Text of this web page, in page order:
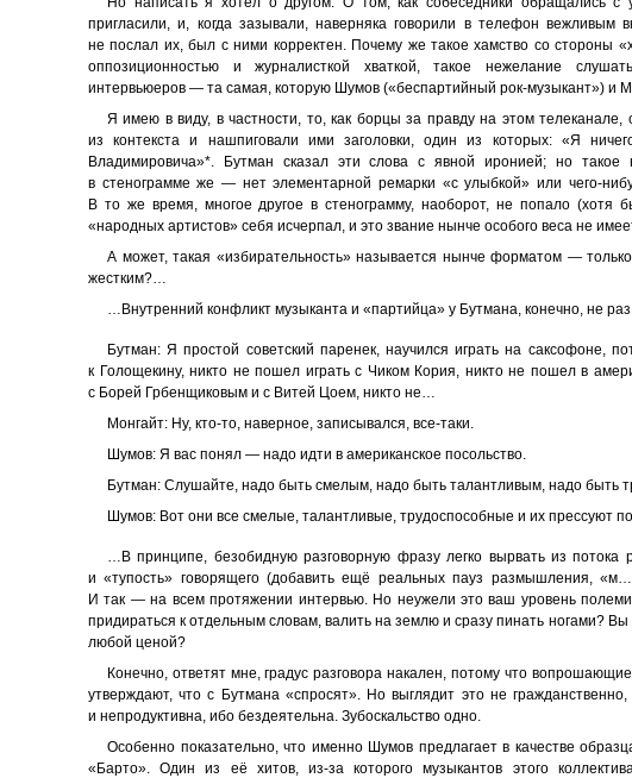
пригласили, и, когда зазывали, наверняка говорили в телефон
не послал их, был с ними корректен. Почему же такое хамство со стороны
оппозиционностью и журналисткой хваткой, такое нежелание
интервьюеров — та самая, которую Шумов («беспартийный рок-музыкант») и
Я имею в виду, в частности, то, как борцы за правду на этом
из контекста и нашпиговали ими заголовки, один из которых: «Я
Владимировича»*. Бутман сказал эти слова с явной иронией; но
в стенограмме же — нет элементарной ремарки «с улыбкой» или чего-
В то же время, многое другое в стенограмму, наоборот, не попало (хотя
«народных артистов» себя исчерпал, и это звание нынче особого веса не
А может, такая «избирательность» называется нынче форматом —
жестким?…
…Внутренний конфликт музыканта и «партийца» у Бутмана, конечно, не раз
Бутман: Я простой советский паренек, научился играть на саксофоне,
к Голощекину, никто не пошел играть с Чиком Кория, никто не пошел в
с Борей Грбенщиковым и с Витей Цоем, никто не…
Монгайт: Ну, кто-то, наверное, записывался, все-таки.
Шумов: Я вас понял — надо идти в американское посольство.
Бутман: Слушайте, надо быть смелым, надо быть талантливым, надо быть
Шумов: Вот они все смелые, талантливые, трудоспособные и их прессуют
…В принципе, безобидную разговорную фразу легко вырвать из потока
и «тупость» говорящего (добавить ещё реальных пауз размышления,
И так — на всем протяжении интервью. Но неужели это ваш уровень
придираться к отдельным словам, валить на землю и сразу пинать ногами?
любой ценой?
Конечно, ответят мне, градус разговора накален, потому что
утверждают, что с Бутмана «спросят». Но выглядит это не
и непродуктивна, ибо бездеятельна. Зубоскальство одно.
Особенно показательно, что именно Шумов предлагает в качестве
«Барто». Один из её хитов, из-за которого музыкантов этого